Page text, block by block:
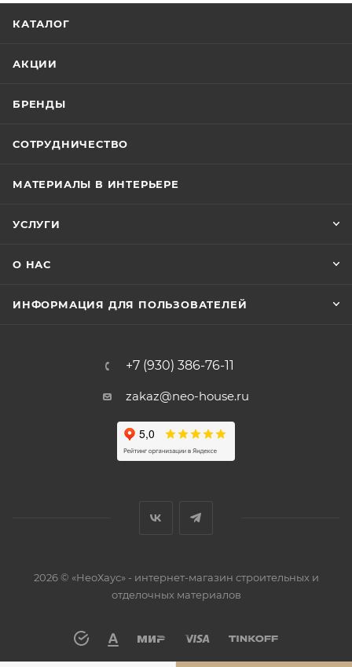
КАТАЛОГ
АКЦИИ
БРЕНДЫ
СОТРУДНИЧЕСТВО
МАТЕРИАЛЫ В ИНТЕРЬЕРЕ
УСЛУГИ
О НАС
ИНФОРМАЦИЯ ДЛЯ ПОЛЬЗОВАТЕЛЕЙ
+7 (930) 386-76-11
zakaz@neo-house.ru
2026 © «НеоХаус» - интернет-магазин строительных и
отделочных материалов